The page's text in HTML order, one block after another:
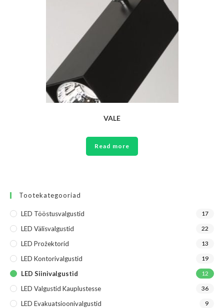
VALE
Read more
Tootekategooriad
LED Tööstusvalgustid 17
LED Välisvalgustid 22
LED Prožektorid 13
LED Kontorivalgustid 19
LED Siinivalgustid 12
LED Valgustid Kauplustesse 36
LED Evakuatsioonivalgustid 9